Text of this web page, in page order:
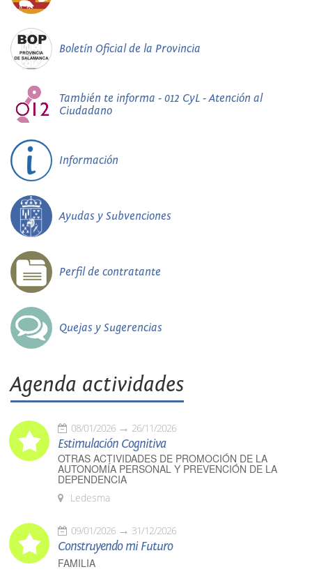
Boletín Oficial de la Provincia
También te informa - 012 CyL - Atención al
Ciudadano
Información
Ayudas y Subvenciones
Perfil de contratante
Quejas y Sugerencias
Agenda actividades
08/01/2026 26/11/2026
Estimulación Cognitiva
OTRAS ACTIVIDADES DE PROMOCIÓN DE LA
AUTONOMÍA PERSONAL Y PREVENCIÓN DE LA
DEPENDENCIA
Ledesma
09/01/2026 31/12/2026
Construyendo mi Futuro
FAMILIA